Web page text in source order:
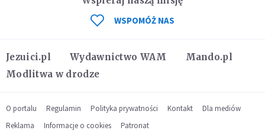
Jezuici.pl Wydawnictwo WAM
Mando.pl
Modlitwa w drodze
WSPOMÓŻ NAS
O portalu Regulamin Polityka prywatności Kontakt
Dla mediów
Reklama
Informacje o cookies Patronat